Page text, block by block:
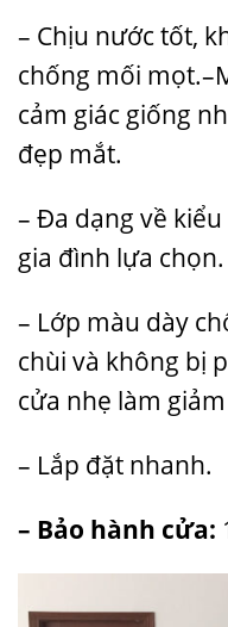
– Chịu nước tốt,
chống mối
cảm giác giống
đẹp mắt.
– Đa dạng về
gia đình lựa chọn.
– Lớp màu dày
chùi và không bị
cửa nhẹ làm
– Lắp đặt nhanh.
– Bảo hành cửa: